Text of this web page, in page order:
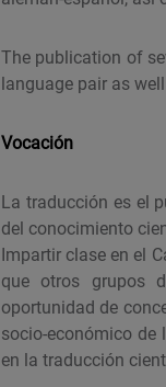
The publication of
language pair as
Vocación
La traducción es el
del conocimiento
Impartir clase en el
que otros grupos
oportunidad de
socio-económico de
en la traducción